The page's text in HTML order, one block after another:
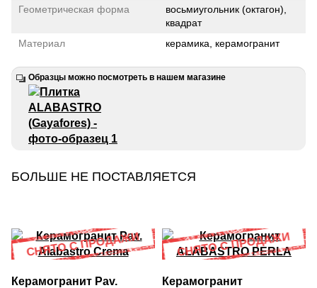
Геометрическая форма
восьмиугольник (октагон),
квадрат
Материал
керамика, керамогранит
Образцы можно посмотреть в нашем магазине
БОЛЬШЕ НЕ ПОСТАВЛЯЕТСЯ
Керамогранит Pav.
Керамогранит